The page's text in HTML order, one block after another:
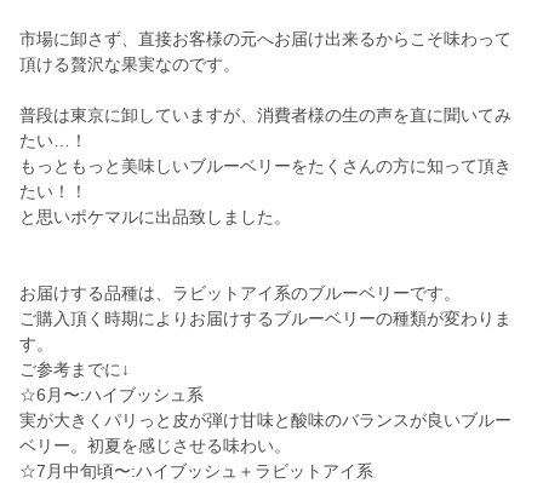
市場に卸さず、直接お客様の元へお届け出来るからこそ味わって
頂ける贅沢な果実なのです。
普段は東京に卸していますが、消費者様の生の声を直に聞いてみ
たい…！
もっともっと美味しいブルーベリーをたくさんの方に知って頂き
たい！！
と思いポケマルに出品致しました。
お届けする品種は、ラビットアイ系のブルーベリーです。
ご購入頂く時期によりお届けするブルーベリーの種類が変わりま
す。
ご参考までに↓
☆6月〜:ハイブッシュ系
実が大きくパリっと皮が弾け甘味と酸味のバランスが良いブルー
ベリー。初夏を感じさせる味わい。
☆7月中旬頃〜:ハイブッシュ＋ラビットアイ系